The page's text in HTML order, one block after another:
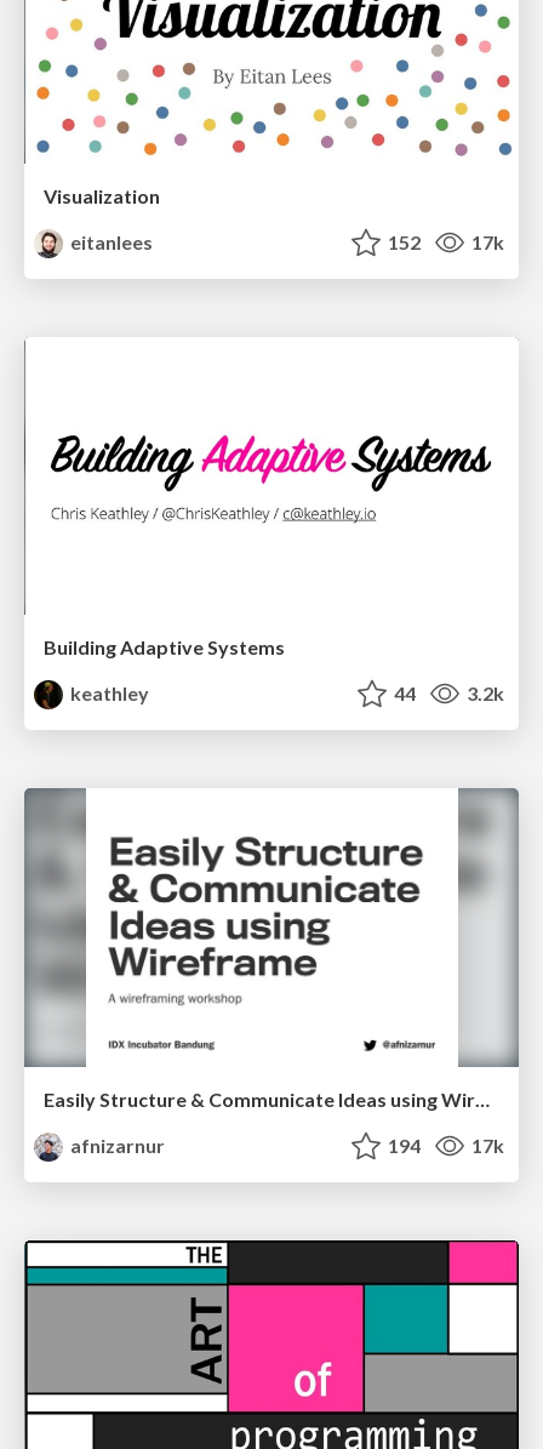
Visualization
eitanlees
152 17k
Building Adaptive Systems
keathley
44 3.2k
Easily Structure & Communicate Ideas using Wireframe
afnizarnur
194 17k